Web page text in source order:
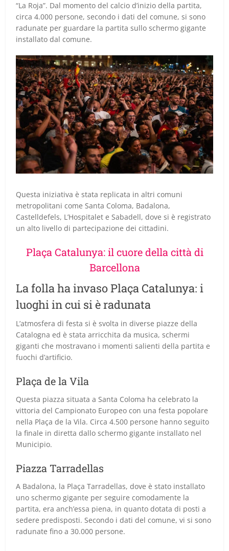
“La Roja”. Dal momento del calcio d’inizio della partita,
circa 4.000 persone, secondo i dati del comune, si sono
radunate per guardare la partita sullo schermo gigante
installato dal comune.
Questa iniziativa è stata replicata in altri comuni
metropolitani come Santa Coloma, Badalona,
Castelldefels, L’Hospitalet e Sabadell, dove si è registrato
un alto livello di partecipazione dei cittadini.
Plaça Catalunya: il cuore della città di
Barcellona
La folla ha invaso Plaça Catalunya: i
luoghi in cui si è radunata
L’atmosfera di festa si è svolta in diverse piazze della
Catalogna ed è stata arricchita da musica, schermi
giganti che mostravano i momenti salienti della partita e
fuochi d’artificio.
Plaça de la Vila
Questa piazza situata a Santa Coloma ha celebrato la
vittoria del Campionato Europeo con una festa popolare
nella Plaça de la Vila. Circa 4.500 persone hanno seguito
la finale in diretta dallo schermo gigante installato nel
Municipio.
Piazza Tarradellas
A Badalona, la Plaça Tarradellas, dove è stato installato
uno schermo gigante per seguire comodamente la
partita, era anch’essa piena, in quanto dotata di posti a
sedere predisposti. Secondo i dati del comune, vi si sono
radunate fino a 30.000 persone.